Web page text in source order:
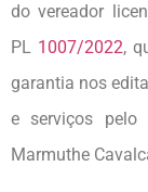
do vereador
PL 1007/2022,
garantia nos
e serviços pelo
Marmuthe